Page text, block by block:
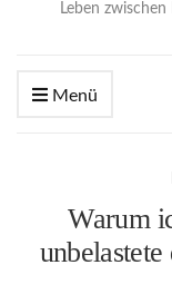
Leben
Menü
Warum